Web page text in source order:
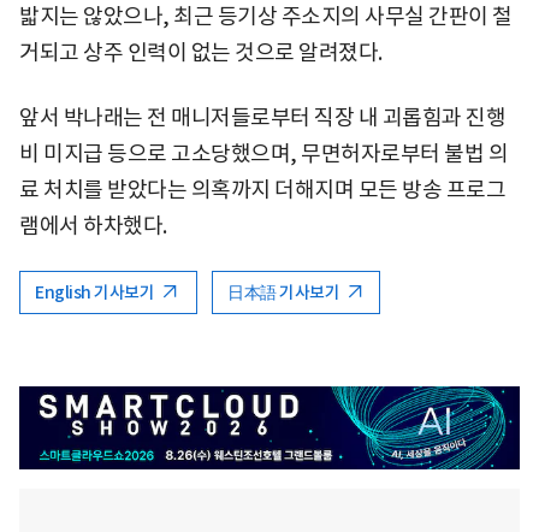
밟지는 않았으나, 최근 등기상 주소지의 사무실 간판이 철
거되고 상주 인력이 없는 것으로 알려졌다.
앞서 박나래는 전 매니저들로부터 직장 내 괴롭힘과 진행
비 미지급 등으로 고소당했으며, 무면허자로부터 불법 의
료 처치를 받았다는 의혹까지 더해지며 모든 방송 프로그
램에서 하차했다.
English 기사보기 日本語 기사보기